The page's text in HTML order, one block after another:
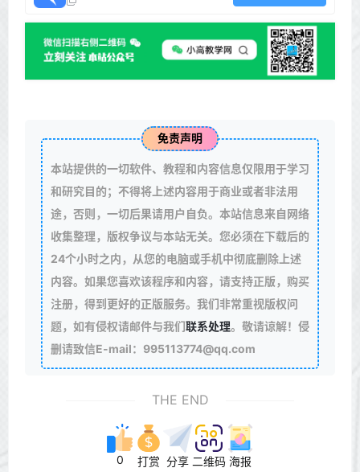
免责声明
本站提供的一切软件、教程和内容信息仅限用于学习
和研究目的；不得将上述内容用于商业或者非法用
途，否则，一切后果请用户自负。本站信息来自网络
收集整理，版权争议与本站无关。您必须在下载后的
24个小时之内，从您的电脑或手机中彻底删除上述
内容。如果您喜欢该程序和内容，请支持正版，购买
注册，得到更好的正版服务。我们非常重视版权问
题，如有侵权请邮件与我们联系处理。敬请谅解！侵
删请致信E-mail：995113774@qq.com
THE END
0 打赏 分享 二维码 海报